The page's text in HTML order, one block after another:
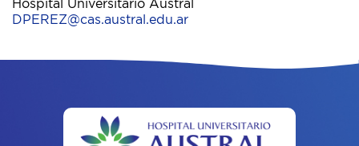
Hospital Universitario Austral
DPEREZ@cas.austral.edu.ar